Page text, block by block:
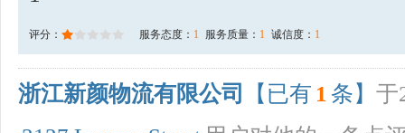
评分： 服务态度： 1 服务质量： 1 诚信度： 1
浙江新颜物流有限公司 【已有 1 条】 于